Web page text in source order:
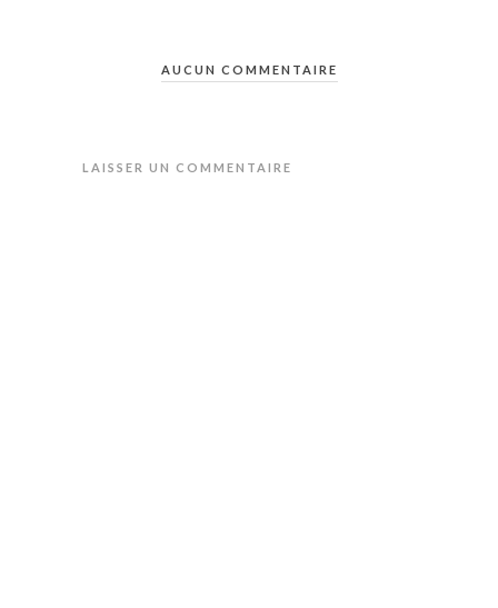
AUCUN COMMENTAIRE
LAISSER UN COMMENTAIRE